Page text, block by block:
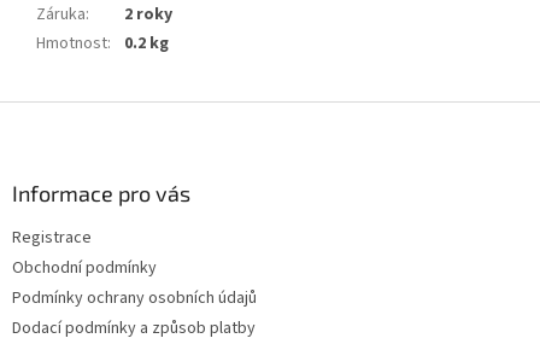
Záruka:
2 roky
Hmotnost: 0.2 kg
Informace pro vás
Registrace
Obchodní podmínky
Podmínky ochrany osobních údajů
Dodací podmínky a způsob platby